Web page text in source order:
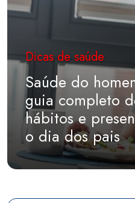
Dicas de saúde
Saúde do
guia completo
hábitos e
o dia dos pais